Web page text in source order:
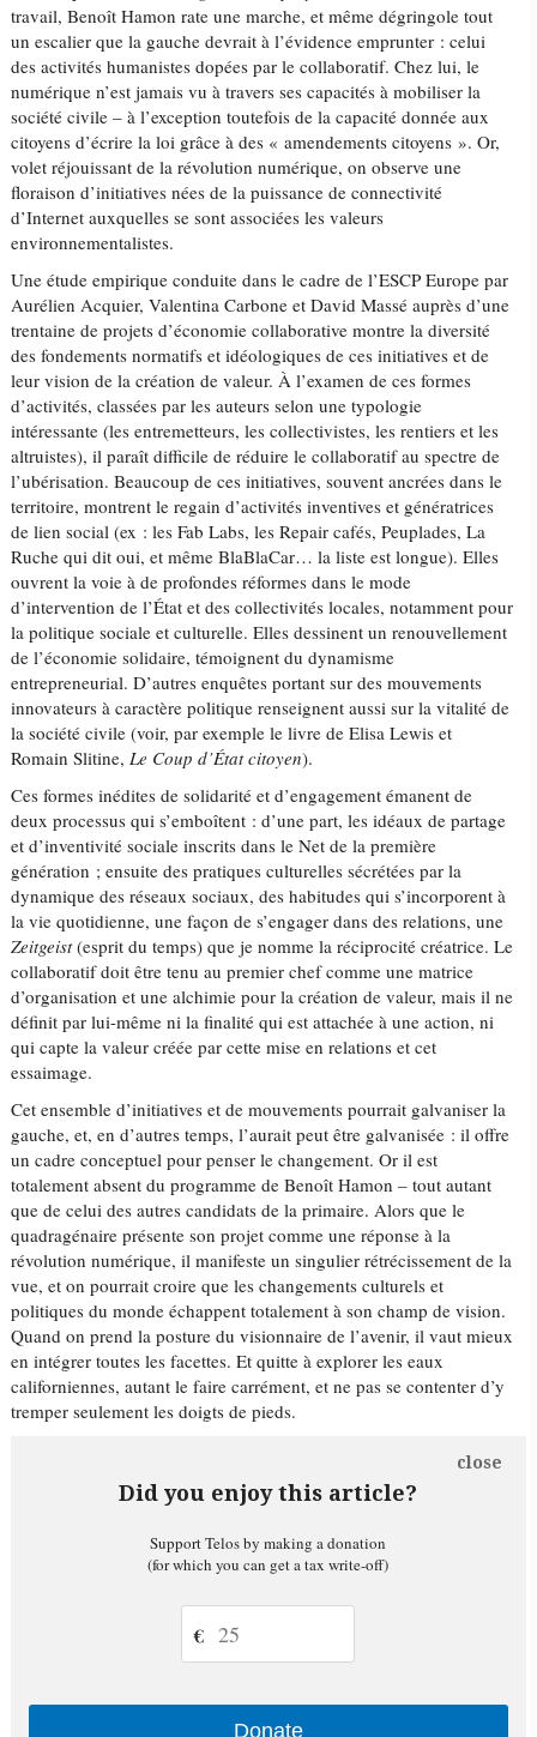
travail, Benoît Hamon rate une marche, et même dégringole tout
un escalier que la gauche devrait à l’évidence emprunter : celui
des activités humanistes dopées par le collaboratif. Chez lui, le
numérique n’est jamais vu à travers ses capacités à mobiliser la
société civile – à l’exception toutefois de la capacité donnée aux
citoyens d’écrire la loi grâce à des « amendements citoyens ». Or,
volet réjouissant de la révolution numérique, on observe une
floraison d’initiatives nées de la puissance de connectivité
d’Internet auxquelles se sont associées les valeurs
environnementalistes.
Une étude empirique conduite dans le cadre de l’ESCP Europe par
Aurélien Acquier, Valentina Carbone et David Massé auprès d’une
trentaine de projets d’économie collaborative montre la diversité
des fondements normatifs et idéologiques de ces initiatives et de
leur vision de la création de valeur. À l’examen de ces formes
d’activités, classées par les auteurs selon une typologie
intéressante (les entremetteurs, les collectivistes, les rentiers et les
altruistes), il paraît difficile de réduire le collaboratif au spectre de
l’ubérisation. Beaucoup de ces initiatives, souvent ancrées dans le
territoire, montrent le regain d’activités inventives et génératrices
de lien social (ex : les Fab Labs, les Repair cafés, Peuplades, La
Ruche qui dit oui, et même BlaBlaCar… la liste est longue). Elles
ouvrent la voie à de profondes réformes dans le mode
d’intervention de l’État et des collectivités locales, notamment pour
la politique sociale et culturelle. Elles dessinent un renouvellement
de l’économie solidaire, témoignent du dynamisme
entrepreneurial. D’autres enquêtes portant sur des mouvements
innovateurs à caractère politique renseignent aussi sur la vitalité de
la société civile (voir, par exemple le livre de Elisa Lewis et
Romain Slitine,Le Coup d’État citoyen).
Ces formes inédites de solidarité et d’engagement émanent de
deux processus qui s’emboîtent : d’une part, les idéaux de partage
et d’inventivité sociale inscrits dans le Net de la première
génération ; ensuite des pratiques culturelles sécrétées par la
dynamique des réseaux sociaux, des habitudes qui s’incorporent à
la vie quotidienne, une façon de s’engager dans des relations, une
Zeitgeist(esprit du temps) que je nomme la réciprocité créatrice. Le
collaboratif doit être tenu au premier chef comme une matrice
d’organisation et une alchimie pour la création de valeur, mais il ne
définit par lui-même ni la finalité qui est attachée à une action, ni
qui capte la valeur créée par cette mise en relations et cet
essaimage.
Cet ensemble d’initiatives et de mouvements pourrait galvaniser la
gauche, et, en d’autres temps, l’aurait peut être galvanisée : il offre
un cadre conceptuel pour penser le changement. Or il est
totalement absent du programme de Benoît Hamon – tout autant
que de celui des autres candidats de la primaire. Alors que le
quadragénaire présente son projet comme une réponse à la
révolution numérique, il manifeste un singulier rétrécissement de la
vue, et on pourrait croire que les changements culturels et
politiques du monde échappent totalement à son champ de vision.
Quand on prend la posture du visionnaire de l’avenir, il vaut mieux
en intégrer toutes les facettes. Et quitte à explorer les eaux
californiennes, autant le faire carrément, et ne pas se contenter d’y
tremper seulement les doigts de pieds.
Did you enjoy this article?
close
Support Telos by making a donation
(for which you can get a tax write-off)
€
Donate